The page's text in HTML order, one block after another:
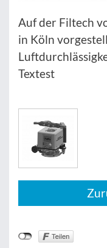
Auf der Filtech
in Köln
Textest